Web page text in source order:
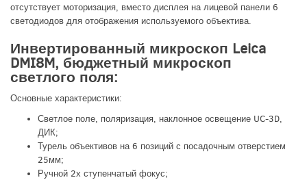
отсутствует моторизация, вместо дисплея на лицевой панели 6
светодиодов для отображения используемого объектива.
Инвертированный микроскоп Leica
DMI8M, бюджетный микроскоп
светлого поля:
Основные характеристики:
Светлое поле, поляризация, наклонное освещение UC-3D,
ДИК;
Турель объективов на 6 позиций с посадочным отверстием
25мм;
Ручной 2х ступенчатый фокус;